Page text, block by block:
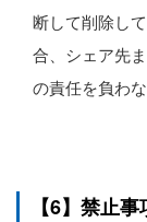
断して削除し
合、シェア先
の責任を負わ
【6】禁止事